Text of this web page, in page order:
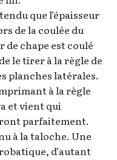
que l’épaisseur
de la coulée du
chape est coulé
le tirer à la règle de
planches latérales.
à la règle
et vient qui
parfaitement.
à la taloche. Une
d’autant